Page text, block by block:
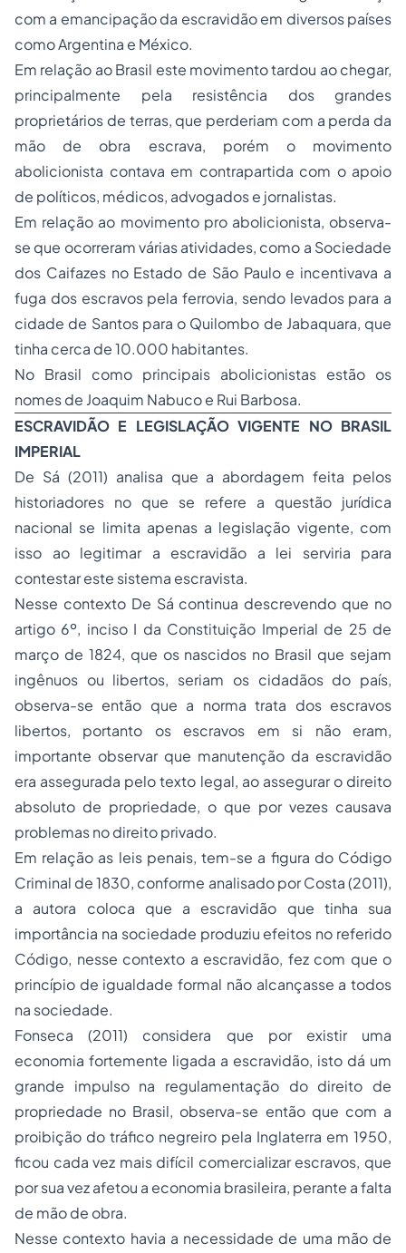
com a emancipação da escravidão em diversos países
como Argentina e México.
Em relação ao Brasil este movimento tardou ao chegar,
principalmente pela resistência dos grandes
proprietários de terras, que perderiam com a perda da
mão de obra escrava, porém o movimento
abolicionista contava em contrapartida com o apoio
de políticos, médicos, advogados e jornalistas.
Em relação ao movimento pro abolicionista, observa-
se que ocorreram várias atividades, como a Sociedade
dos Caifazes no Estado de São Paulo e incentivava a
fuga dos escravos pela ferrovia, sendo levados para a
cidade de Santos para o Quilombo de Jabaquara, que
tinha cerca de 10.000 habitantes.
No Brasil como principais abolicionistas estão os
nomes de Joaquim Nabuco e Rui Barbosa.
ESCRAVIDÃO E LEGISLAÇÃO VIGENTE NO BRASIL
IMPERIAL
De Sá (2011) analisa que a abordagem feita pelos
historiadores no que se refere a questão jurídica
nacional se limita apenas a legislação vigente, com
isso ao legitimar a escravidão a lei serviria para
contestar este sistema escravista.
Nesse contexto De Sá continua descrevendo que no
artigo 6º, inciso I da Constituição Imperial de 25 de
março de 1824, que os nascidos no Brasil que sejam
ingênuos ou libertos, seriam os cidadãos do país,
observa-se então que a norma trata dos escravos
libertos, portanto os escravos em si não eram,
importante observar que manutenção da escravidão
era assegurada pelo texto legal, ao assegurar o direito
absoluto de propriedade, o que por vezes causava
problemas no direito privado.
Em relação as leis penais, tem-se a figura do Código
Criminal de 1830, conforme analisado por Costa (2011),
a autora coloca que a escravidão que tinha sua
importância na sociedade produziu efeitos no referido
Código, nesse contexto a escravidão, fez com que o
princípio de igualdade formal não alcançasse a todos
na sociedade.
Fonseca (2011) considera que por existir uma
economia fortemente ligada a escravidão, isto dá um
grande impulso na regulamentação do direito de
propriedade no Brasil, observa-se então que com a
proibição do tráfico negreiro pela Inglaterra em 1950,
ficou cada vez mais difícil comercializar escravos, que
por sua vez afetou a economia brasileira, perante a falta
de mão de obra.
Nesse contexto havia a necessidade de uma mão de